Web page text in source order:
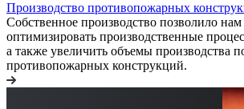
Производство противопожарных
Собственное производство позволило
оптимизировать производственные
а также увеличить объемы производства
противопожарных конструкций.